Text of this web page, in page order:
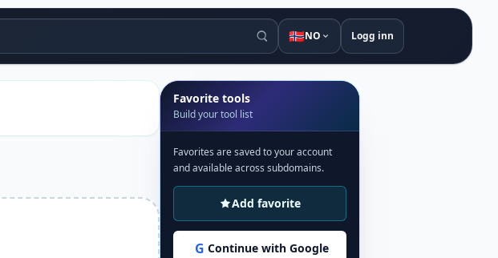
🇳🇴NO Logg inn
Favorite tools
Build your tool list
Favorites are saved to your account
and available across subdomains.
Add favorite
G Continue with Google